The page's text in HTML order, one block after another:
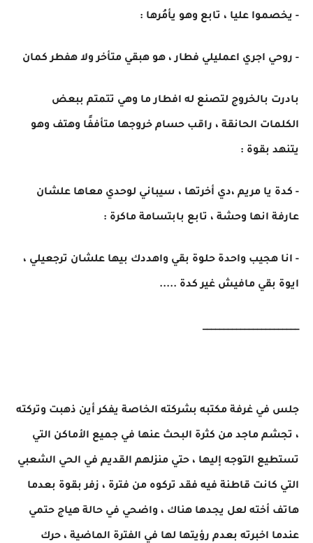
- يخصموا عليا ، تابع وهو يأمُرها :
- روحي اجري اعمليلي فطار ، هو هبقي متأخر ولا هفطر كمان
بادرت بالخروج لتصنع له افطار ما وهي تتمتم ببعض
الكلمات الحانقة ، راقب حسام خروجها متأففًا وهتف وهو
يتنهد بقوة :
- كدة يا مريم ،دي أخرتها ، سيباني لوحدي معاها علشان
عارفة انها وحشة ، تابع بابتسامة ماكرة :
- انا هجيب واحدة حلوة بقي واهددك بيها علشان ترجعيلي ،
ايوة بقي مافيش غير كدة .....
_______________________
جلس في غرفة مكتبه بشركته الخاصة يفكر أين ذهبت وتركته
، تجشم ماجد من كثرة البحث عنها في جميع الأماكن التي
تستطيع التوجه إليها ، حتي منزلهم القديم في الحي الشعبي
التي كانت قاطنة فيه فقد تركوه من فترة ، زفر بقوة بعدما
هاتف أخته لعل يجدها هناك ، واضحي في حالة هياج حتمي
عندما اخبرته بعدم رؤيتها لها في الفترة الماضية ، حرك